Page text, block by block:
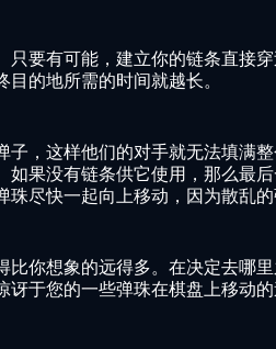
只要有可能，建立你的链条直接
的地所需的时间就越长。
子，这样他们的对手就无法填满
如果没有链条供它使用，那么最
尽快一起向上移动，因为散乱的
比你想象的远得多。在决定去哪
于您的一些弹珠在棋盘上移动的